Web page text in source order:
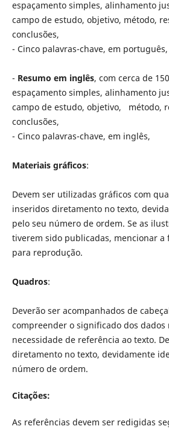
espaçamento simples, alinhamento
campo de estudo, objetivo, método,
conclusões,
- Cinco palavras-chave, em português,
- Resumo em inglês, com cerca de
espaçamento simples, alinhamento
campo de estudo, objetivo, método,
conclusões,
- Cinco palavras-chave, em inglês,
Materiais gráficos:
Devem ser utilizadas gráficos com
inseridos diretamento no texto,
pelo seu número de ordem. Se as
tiverem sido publicadas, mencionar a
para reprodução.
Quadros:
Deverão ser acompanhados de
compreender o significado dos dados
necessidade de referência ao texto.
diretamento no texto, devidamente
número de ordem.
Citações:
As referências devem ser redigidas